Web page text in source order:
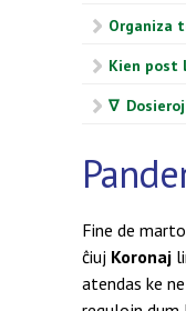
Organiza
Kien post
∇
Fine de
ĉiuj Koronaj
atendas ke